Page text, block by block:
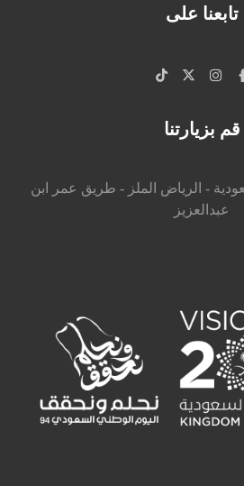
تابعنا على
قم بزيارتنا
- الرياض الملز - طريق عمر ابن
عبدالعزيز